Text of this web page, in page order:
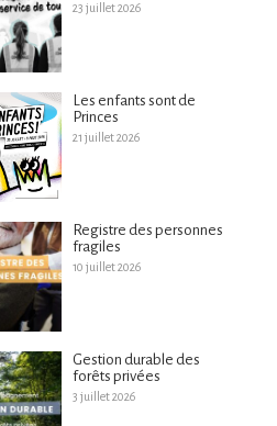
23 juillet 2026
Les enfants sont de
Princes
21 juillet 2026
Registre des personnes
fragiles
10 juillet 2026
Gestion durable des
forêts privées
3 juillet 2026